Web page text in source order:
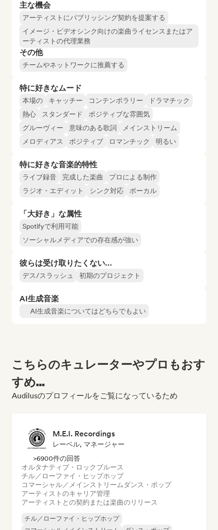
主な機会
アーティストにパブリッシング契約を提案する
イメージ・ビデオシンク向けの楽曲ライセンスまたはア
ーティストの代理業務
その他
チームやネットワークに推薦する
特に好きなムード
本場の キャッチー コンテンポラリー
ドラマチック
熱心
スタンダード
ポジティブな雰囲気
グルーヴィー
意味のある歌詞
メインストリーム
メロディアス
ポジティブ ロマンチック 明るい
特に好きな音楽的特性
ライブ録音 完成した楽曲
プロによる制作
ラジオ・エディット
シンク対応 ボーカル
「大好き」な属性
Spotifyで利用可能
ソーシャルメディアでの存在感が強い
彼らは受け取りたくない…
デス/スラッシュ 初期のプロジェクト
AI生成音楽
AI生成音楽についてはどちらでもよい
こちらのキュレーターやプロもおす
すめ...
Audilusのプロフィールをご覧になっているため
M.E.I. Recordings
レーベル, マネージャー
>6900件の回答
オルタナティブ・ロックブルース
チル／ローファイ・ヒップホップ
コマーシャル／メインストリーム ダンス・ポップ
アーティストのキャリア管理
アーティストとの契約または楽曲のリリース
チル／ローファイ・ヒップホップ